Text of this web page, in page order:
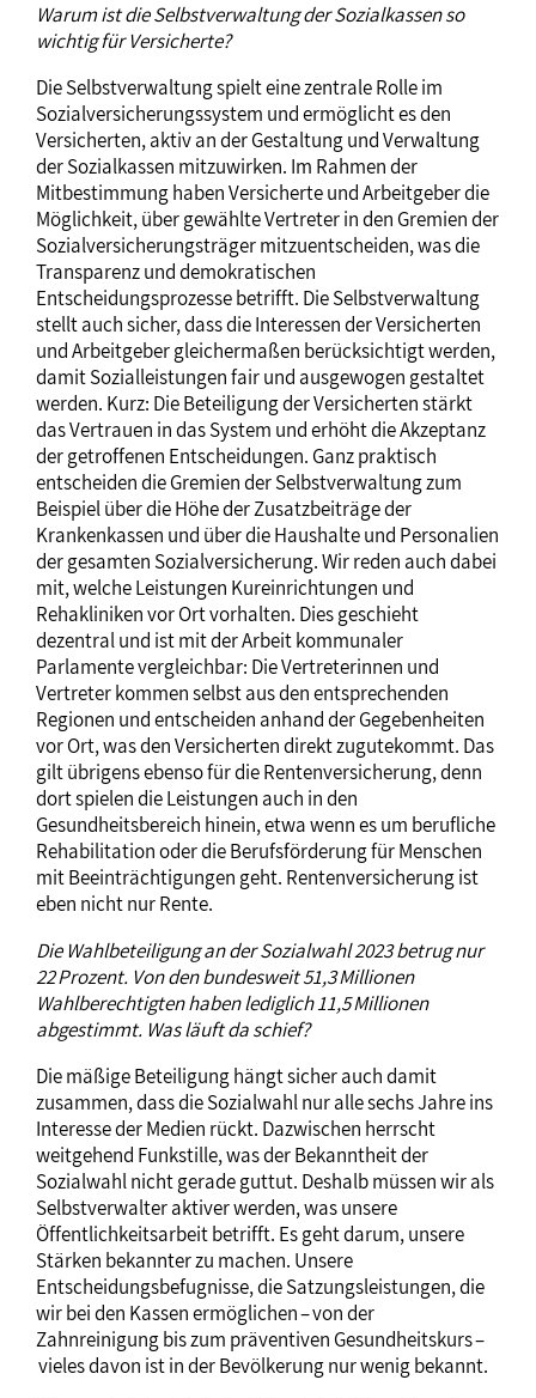
Warum ist die Selbstverwaltung der Sozialkassen so
wichtig für Versicherte?
Die Selbstverwaltung spielt eine zentrale Rolle im
Sozialversicherungssystem und ermöglicht es den
Versicherten, aktiv an der Gestaltung und Verwaltung
der Sozialkassen mitzuwirken. Im Rahmen der
Mitbestimmung haben Versicherte und Arbeitgeber die
Möglichkeit, über gewählte Vertreter in den Gremien der
Sozialversicherungsträger mitzuentscheiden, was die
Transparenz und demokratischen
Entscheidungsprozesse betrifft. Die Selbstverwaltung
stellt auch sicher, dass die Interessen der Versicherten
und Arbeitgeber gleichermaßen berücksichtigt werden,
damit Sozialleistungen fair und ausgewogen gestaltet
werden. Kurz: Die Beteiligung der Versicherten stärkt
das Vertrauen in das System und erhöht die Akzeptanz
der getroffenen Entscheidungen. Ganz praktisch
entscheiden die Gremien der Selbstverwaltung zum
Beispiel über die Höhe der Zusatzbeiträge der
Krankenkassen und über die Haushalte und Personalien
der gesamten Sozialversicherung. Wir reden auch dabei
mit, welche Leistungen Kureinrichtungen und
Rehakliniken vor Ort vorhalten. Dies geschieht
dezentral und ist mit der Arbeit kommunaler
Parlamente vergleichbar: Die Vertreterinnen und
Vertreter kommen selbst aus den entsprechenden
Regionen und entscheiden anhand der Gegebenheiten
vor Ort, was den Versicherten direkt zugutekommt. Das
gilt übrigens ebenso für die Rentenversicherung, denn
dort spielen die Leistungen auch in den
Gesundheitsbereich hinein, etwa wenn es um berufliche
Rehabilitation oder die Berufsförderung für Menschen
mit Beeinträchtigungen geht. Rentenversicherung ist
eben nicht nur Rente.
Die Wahlbeteiligung an der Sozialwahl 2023 betrug nur
22 Prozent. Von den bundesweit 51,3 Millionen
Wahlberechtigten haben lediglich 11,5 Millionen
abgestimmt. Was läuft da schief?
Die mäßige Beteiligung hängt sicher auch damit
zusammen, dass die Sozialwahl nur alle sechs Jahre ins
Interesse der Medien rückt. Dazwischen herrscht
weitgehend Funkstille, was der Bekanntheit der
Sozialwahl nicht gerade guttut. Deshalb müssen wir als
Selbstverwalter aktiver werden, was unsere
Öffentlichkeitsarbeit betrifft. Es geht darum, unsere
Stärken bekannter zu machen. Unsere
Entscheidungsbefugnisse, die Satzungsleistungen, die
wir bei den Kassen ermöglichen – von der
Zahnreinigung bis zum präventiven Gesundheitskurs –
vieles davon ist in der Bevölkerung nur wenig bekannt.